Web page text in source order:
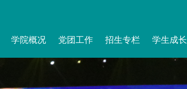
学院概况 党团工作 招生专栏 学生成长